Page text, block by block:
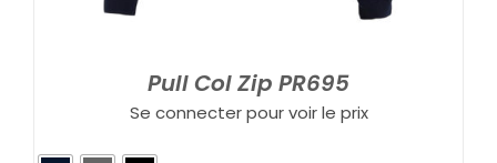
Pull Col Zip PR695
Se connecter pour voir le prix